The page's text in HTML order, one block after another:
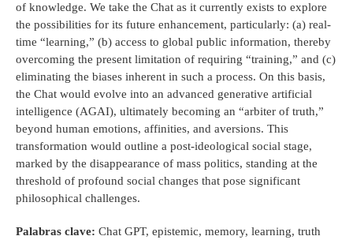
of knowledge. We take the Chat as it currently exists to explore
the possibilities for its future enhancement, particularly: (a) real-
time “learning,” (b) access to global public information, thereby
overcoming the present limitation of requiring “training,” and (c)
eliminating the biases inherent in such a process. On this basis,
the Chat would evolve into an advanced generative artificial
intelligence (AGAI), ultimately becoming an “arbiter of truth,”
beyond human emotions, affinities, and aversions. This
transformation would outline a post-ideological social stage,
marked by the disappearance of mass politics, standing at the
threshold of profound social changes that pose significant
philosophical challenges.
Palabras clave: Chat GPT, epistemic, memory, learning, truth